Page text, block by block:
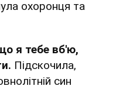
охоронця та
я тебе вб'ю,
Підскочила,
син